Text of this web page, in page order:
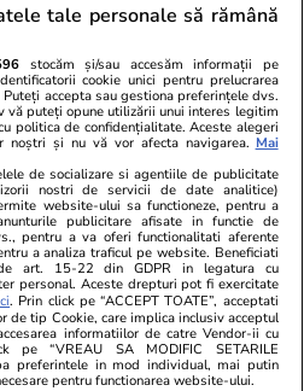
02 aug.
a aflat ce a
nuntă și l-a
am niciun
Lifestyle
La ce se
când aleg
tale personale să rămână
stocăm și/sau accesăm informații pe
cookie unici pentru prelucrarea
accepta sau gestiona preferințele dvs.
vă puteți opune utilizării unui interes legitim
politica de confidențialitate. Aceste alegeri
noștri și nu vă vor afecta navigarea. Mai
de socializare si agentiile de publicitate
nostri de servicii de date analitice)
website-ului sa functioneze, pentru a
publicitare afisate in functie de
pentru a va oferi functionalitati aferente
a analiza traficul pe website. Beneficiati
art. 15-22 din GDPR in legatura cu
personal. Aceste drepturi pot fi exercitate
. Prin click pe “ACCEPT TOATE”, acceptati
de tip Cookie, care implica inclusiv acceptul
informatiilor de catre Vendor-ii cu
pe “VREAU SA MODIFIC SETARILE
preferintele in mod individual, mai putin
pentru functionarea website-ului.